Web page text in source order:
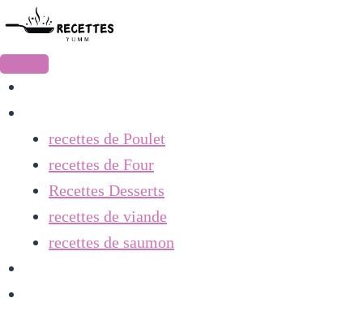
recettes de Poulet
recettes de Four
Recettes Desserts
recettes de viande
recettes de saumon